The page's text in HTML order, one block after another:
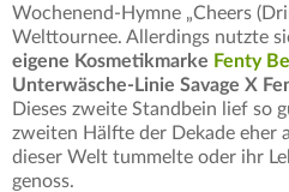
Wochenend-Hymne „Cheers
Welttournee. Allerdings nutzte
eigene Kosmetikmarke Fenty
Unterwäsche-Linie Savage X
Dieses zweite Standbein lief so
zweiten Hälfte der Dekade eher
dieser Welt tummelte oder ihr
genoss.